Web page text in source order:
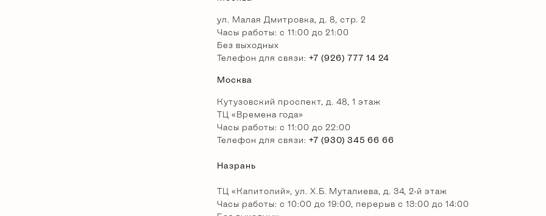
ул. Малая Дмитровка, д. 8, стр. 2
Часы работы: с 11:00 до 21:00
Без выходных
Телефон для связи: +7 (926) 777 14 24
Москва
Кутузовский проспект, д. 48, 1 этаж
ТЦ «Времена года»
Часы работы: с 11:00 до 22:00
Телефон для связи: +7 (930) 345 66 66
Назрань
ТЦ «Капитолий», ул. Х.Б. Муталиева, д. 34, 2-й этаж
Часы работы: с 10:00 до 19:00, перерыв с 13:00 до 14:00